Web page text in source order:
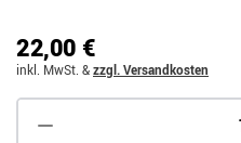
22,00 €
inkl. MwSt. &zzgl. Versandkosten